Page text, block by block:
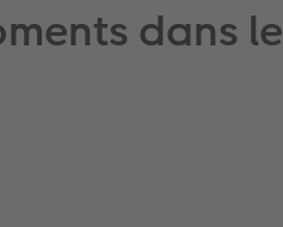
dans le